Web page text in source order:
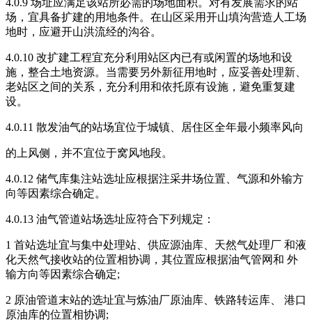
4.0.9 场址应满足该站所必需的场地面积。对有发展需求的站
场，宜具备扩建的用地条件。在山区采用开山填沟营造人工场
地时，应避开山洪流经的沟谷。
4.0.10 改扩建工程宜充分利用站区内已有或闲置的场地和设
施，整合土地资源。当需要另外新征用地时，应妥善处理新、
老站区之间的关系，充分利用和依托原有设施，避免重复建
设。
4.0.11 散发油气的站场宜位于城镇、居住区全年最小频率风向
的上风侧，并不宜位于窝风地段。
4.0.12 储气库集注站选址应根据注采井场位置、气源和外输方
向等因素综合确定。
4.0.13 油气管道站场选址应符合下列规定：
1 首站选址宜与集中处理站、供应源油库、天然气处理厂 和液
化天然气接收站的位置相协调，其位置应根据油气管网和 外
输方向等因素综合确定;
2 原油管道末站的选址宜与炼油厂原油库、铁路转运库、 港口
原油库的位置相协调;